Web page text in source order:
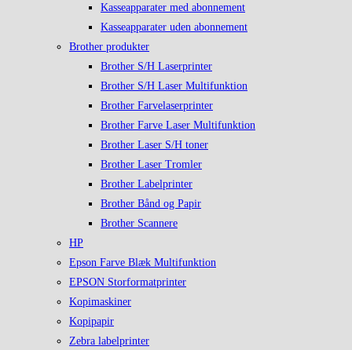
Kasseapparater med abonnement
Kasseapparater uden abonnement
Brother produkter
Brother S/H Laserprinter
Brother S/H Laser Multifunktion
Brother Farvelaserprinter
Brother Farve Laser Multifunktion
Brother Laser S/H toner
Brother Laser Tromler
Brother Labelprinter
Brother Bånd og Papir
Brother Scannere
HP
Epson Farve Blæk Multifunktion
EPSON Storformatprinter
Kopimaskiner
Kopipapir
Zebra labelprinter